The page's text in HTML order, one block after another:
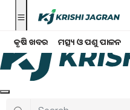
କୃଷି ଖବର ମତ୍ସ୍ୟ ଓ ପଶୁ ପାଳନ